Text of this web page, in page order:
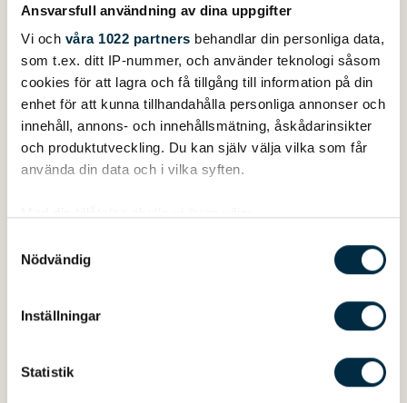
Ansvarsfull användning av dina uppgifter
Vi och våra 1022 partners behandlar din personliga data,
som t.ex. ditt IP-nummer, och använder teknologi såsom
cookies för att lagra och få tillgång till information på din
enhet för att kunna tillhandahålla personliga annonser och
innehåll, annons- och innehållsmätning, åskådarinsikter
och produktutveckling. Du kan själv välja vilka som får
använda din data och i vilka syften.
som kan ha en noggrannhet på upp till flera meter
Ta reda på mer om hur dina personliga uppgifter
Du kan ändra eller dra tillbaka ditt samtycke när som
Nödvändig
Inställningar
Statistik
DEUTSCHLAND
Boats&More GmbH, Altrip
Boote Jochum GmbH, Deisenhofen
Bootscenter B1, Werder Havel
Kieler Bootsschau, Kiel